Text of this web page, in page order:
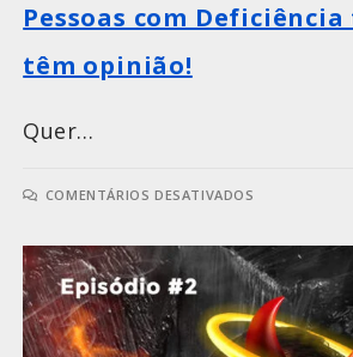
Pessoas com
têm opinião!
Quer…
COMENTÁRIOS DESATIVADOS